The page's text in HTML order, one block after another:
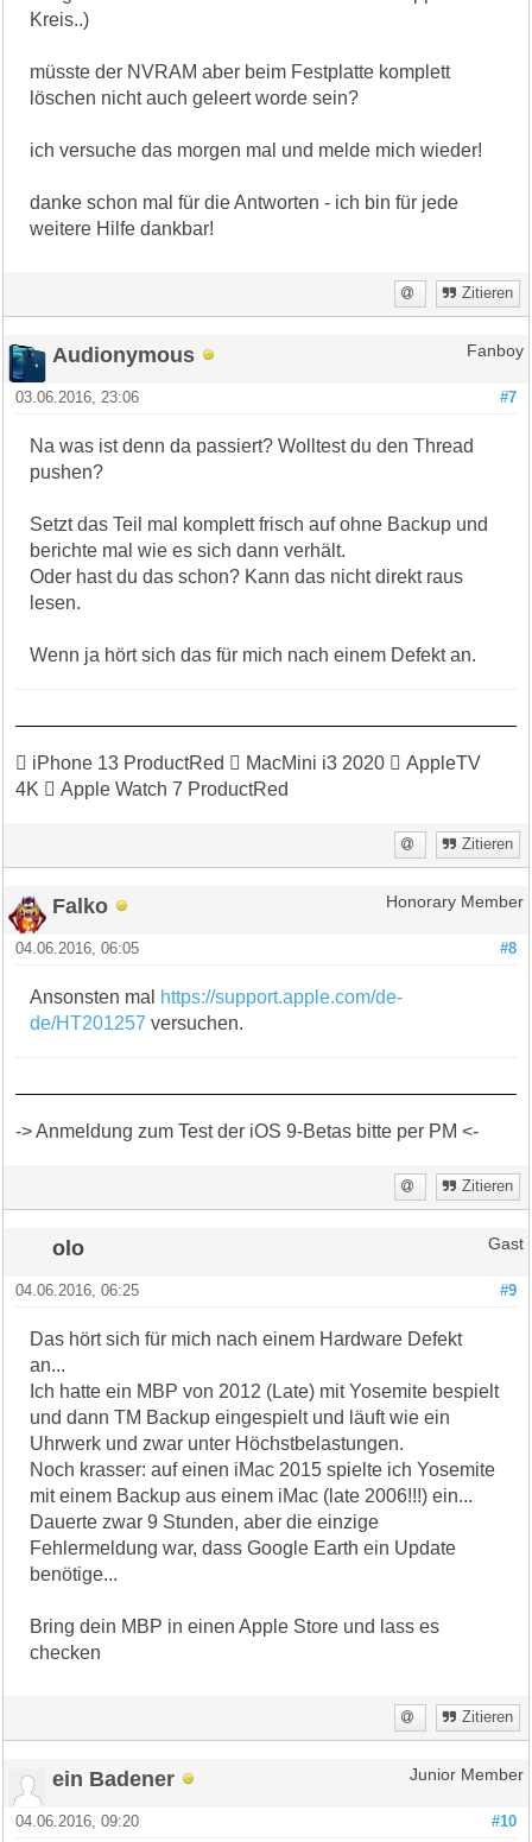
Kreis..)
müsste der NVRAM aber beim Festplatte komplett
löschen nicht auch geleert worde sein?
ich versuche das morgen mal und melde mich wieder!
danke schon mal für die Antworten - ich bin für jede
weitere Hilfe dankbar!
Zitieren
Audionymous Fanboy
#7
03.06.2016, 23:06
Na was ist denn da passiert? Wolltest du den Thread
pushen?
Setzt das Teil mal komplett frisch auf ohne Backup und
berichte mal wie es sich dann verhält.
Oder hast du das schon? Kann das nicht direkt raus
lesen.
Wenn ja hört sich das für mich nach einem Defekt an.
 iPhone 13 ProductRed  MacMini i3 2020  AppleTV
4K  Apple Watch 7 ProductRed
Zitieren
Falko Honorary Member
#8
04.06.2016, 06:05
Ansonsten mal
https://support.apple.com/de-
de/HT201257 versuchen.
-> Anmeldung zum Test der iOS 9-Betas bitte per PM <-
Zitieren
olo Gast
#9
04.06.2016, 06:25
Das hört sich für mich nach einem Hardware Defekt
an...
Ich hatte ein MBP von 2012 (Late) mit Yosemite bespielt
und dann TM Backup eingespielt und läuft wie ein
Uhrwerk und zwar unter Höchstbelastungen.
Noch krasser: auf einen iMac 2015 spielte ich Yosemite
mit einem Backup aus einem iMac (late 2006!!!) ein...
Dauerte zwar 9 Stunden, aber die einzige
Fehlermeldung war, dass Google Earth ein Update
benötige...
Bring dein MBP in einen Apple Store und lass es
checken
Zitieren
ein Badener Junior Member
#10
04.06.2016, 09:20